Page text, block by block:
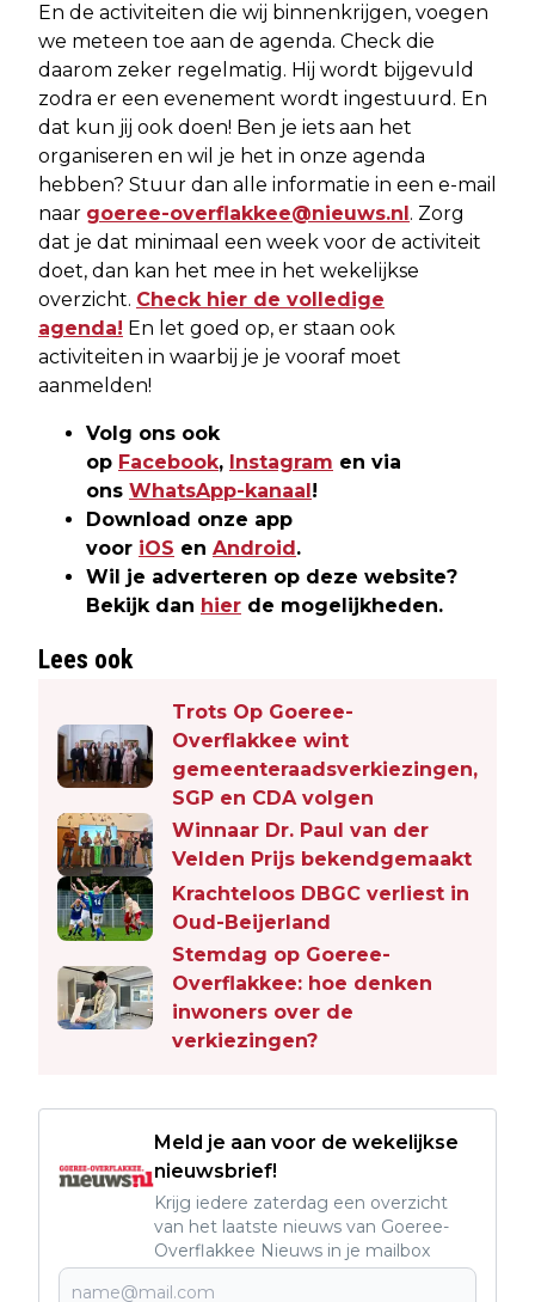
En de activiteiten die wij binnenkrijgen, voegen
we meteen toe aan de agenda. Check die
daarom zeker regelmatig. Hij wordt bijgevuld
zodra er een evenement wordt ingestuurd. En
dat kun jij ook doen! Ben je iets aan het
organiseren en wil je het in onze agenda
hebben? Stuur dan alle informatie in een e-mail
naar goeree-overflakkee@nieuws.nl . Zorg
dat je dat minimaal een week voor de activiteit
doet, dan kan het mee in het wekelijkse
overzicht. Check hier de volledige
agenda! En let goed op, er staan ook
activiteiten in waarbij je je vooraf moet
aanmelden!
Volg ons ook
op Facebook, Instagram en via
ons WhatsApp-kanaal !
Download onze app
voor iOS en Android .
Wil je adverteren op deze website?
Bekijk dan hier de mogelijkheden.
Lees ook
Trots Op Goeree-
Overflakkee wint
gemeenteraadsverkiezingen,
SGP en CDA volgen
Winnaar Dr. Paul van der
Velden Prijs bekendgemaakt
Krachteloos DBGC verliest in
Oud-Beijerland
Stemdag op Goeree-
Overflakkee: hoe denken
inwoners over de
verkiezingen?
Meld je aan voor de wekelijkse
nieuwsbrief!
Krijg iedere zaterdag een overzicht
van het laatste nieuws van Goeree-
Overflakkee Nieuws in je mailbox